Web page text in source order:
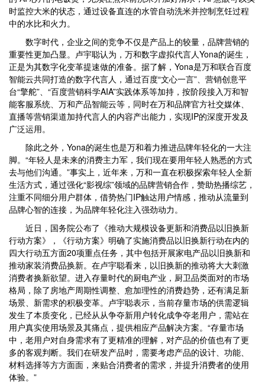
时监控大米的状态，通过设备直连的水管自动洗米并控制烹饪过程
中的水比和火力。
数字时代，企业之间的竞争不仅是产品上的较量，品牌营销的
重要性更加凸显。卢宇聪认为，万和数字虚拟代言人Yona的诞生，
正是为其数字化变革提速做的准备。据了解，Yona是万和联合百度
智能云共同打造的数字代言人，通过百度“文心一言”、营销创意平
台“擎舵”、“百度营销科学AIA”实践体系等加持，按阶段接入万和智
能客服系统、万和产品智能云等，同时在万和品牌官方社交媒体、
直播等营销渠道加持代言人的内容产出能力，实现IP的深度开发及
广泛运用。
除此之外，Yona的诞生也是万和着力推进品牌年轻化的一大注
脚。“年轻人是未来的消费主力军，我们现在要用年轻人熟悉的方式
去与他们沟通。”事实上，近年来，万和一直在积极探索年轻人全新
生活方式，通过强化“影视综”领域的品牌营销合作，赞助热播综艺，
注重不同细分用户群体，借势热门IP触达用户情感，推动从流量到
品牌心智的连接，为品牌年轻化注入强劲动力。
近日，国务院公布了《推动大规模设备更新和消费品以旧换新
行动方案》，《行动方案》明确了实施消费品以旧换新行动在内的
四大行动五方面20项重点任务，其中包括开展家电产品以旧换新和
推动家装消费品换新。在卢宇聪看来，以旧换新的推动将大大刺激
消费者换新欲望。进入存量时代的厨电产业，厨卫品类面对的市场
格局，除了房地产周期性调整、愈加理性的消费趋势，还有满足新
场景、新需求的积极变革。卢宇聪表示，当前存量市场的供需逻辑
发生了本质变化，已经从从争夺新用户转化成争夺老用户，需站在
用户真实使用场景及其痛点，提供相应产品解决方案。“存量市场
中，老用户对自身需求有了更精准的理解，对产品的价值也有了更
多的客观判断。我们在研发产品时，需要考虑产品的设计、功能、
材料选择等方方面面，来贴合消费者的需求，并提升消费者的使用
体验。”